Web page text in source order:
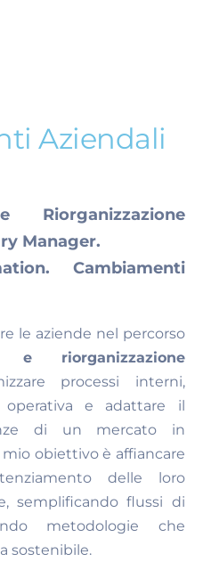
Aziendali
Riorganizzazione
Manager.
Cambiamenti
le aziende nel percorso
e riorganizzazione
processi interni,
operativa e adattare il
di un mercato in
obiettivo è affiancare
delle loro
semplificando flussi di
metodologie che
sostenibile.